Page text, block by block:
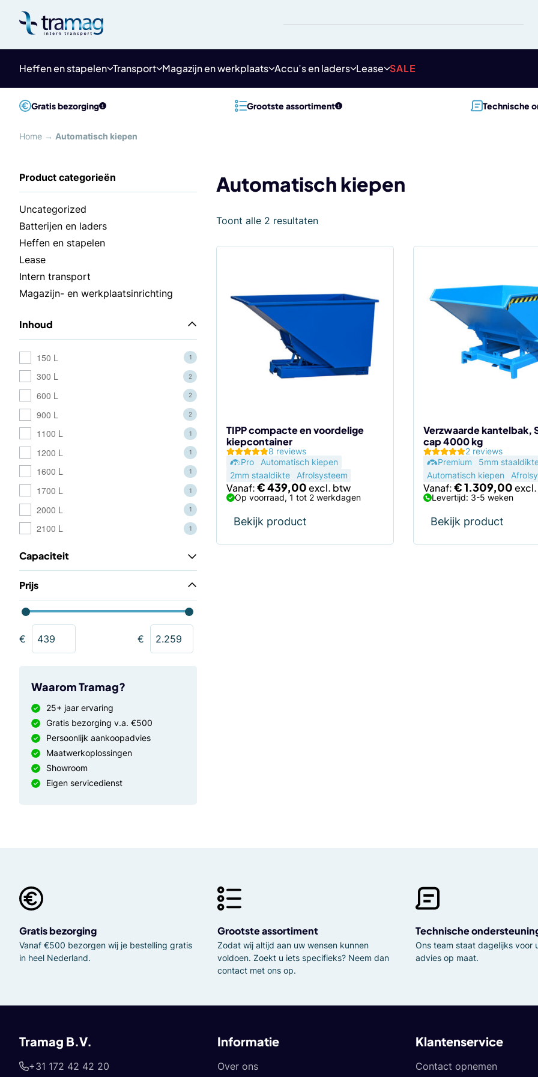
content
Heffen en stapelen Transport Magazijn en werkplaats Accu’s en laders Lease SALE
Gratis bezorging Grootste assortiment Technische
Home → Automatisch kiepen
Automatisch kiepen
Uncategorized
Batterijen en laders
Heffen en stapelen
Lease
Intern transport
Magazijn- en werkplaatsinrichting
Inhoud
150 L 1
300 L 2
600 L 2
900 L 2
1100 L 1
1200 L 1
1600 L 1
1700 L 1
2000 L 1
2100 L 1
Capaciteit
Prijs
€ €
Waarom Tramag?
25+ jaar ervaring
Gratis bezorging v.a. €500
Persoonlijk aankoopadvies
Maatwerkoplossingen
Showroom
Eigen servicedienst
Toont alle 2 resultaten
TIPP compacte en voordelige
kiepcontainer
8 reviews
Pro
Automatisch kiepen
2mm staaldikte
Afrolsysteem
Vanaf:€439,00
Op voorraad, 1 tot 2 werkdagen
Bekijk product
heeft
meerdere
de
productpagina
Verzwaarde kantelbak,
cap 4000 kg
2 reviews
Premium
5mm
Automatisch kiepen
Vanaf:€1.309,00
Levertijd: 3-5 weken
Bekijk product
product
heeft
meerdere
de
productpagina
Gratis bezorging
Vanaf €500 bezorgen wij je bestelling gratis
in heel Nederland.
Grootste assortiment
Zodat wij altijd aan uw wensen kunnen
voldoen. Zoekt u iets specifieks? Neem dan
contact met ons op.
Technische
Ons team staat dagelijks voor
advies op maat.
Tramag B.V.
+31 172 42 42 20
Informatie
Over ons
Klantenservice
Contact opnemen